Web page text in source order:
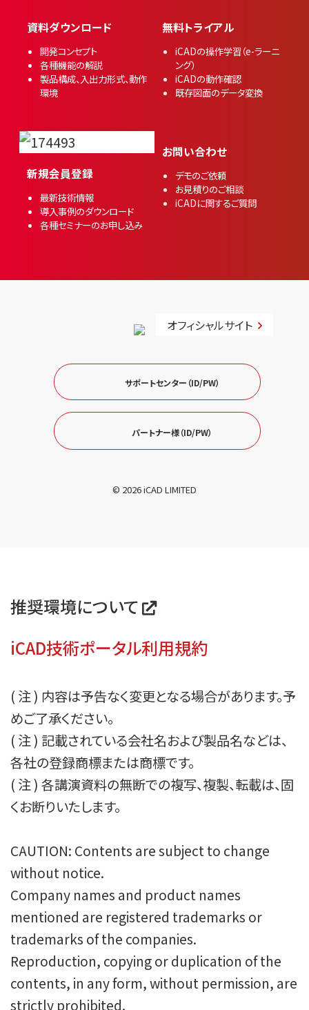
開発コンセプト
各種機能の解説
製品構成、入出力形式、動作
環境
無料トライアル
iCADの操作学習（e-ラーニ
ング）
iCADの動作確認
既存図面のデータ変換
新規会員登録
最新技術情報
導入事例のダウンロード
各種セミナーのお申し込み
お問い合わせ
デモのご依頼
お見積りのご相談
iCADに関するご質問
オフィシャルサイト
サポートセンター（ID/PW）
パートナー様（ID/PW）
© 2026 iCAD LIMITED
推奨環境について
iCAD技術ポータル利用規約
( 注 ) 内容は予告なく変更となる場合があります。予
めご了承ください。
( 注 ) 記載されている会社名および製品名などは、
各社の登録商標または商標です。
( 注 ) 各講演資料の無断での複写、複製、転載は、固
くお断りいたします。
CAUTION: Contents are subject to change
without notice.
Company names and product names
mentioned are registered trademarks or
trademarks of the companies.
Reproduction, copying or duplication of the
contents, in any form, without permission, are
strictly prohibited.